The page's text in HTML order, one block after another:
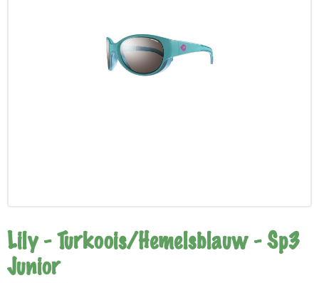
Lily - Turkoois/Hemelsblauw - Sp3
Junior